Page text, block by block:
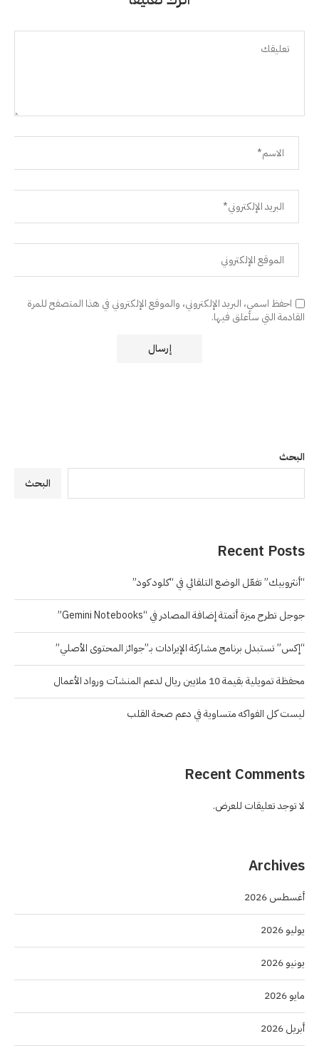
احفظ اسمي، البريد الإلكتروني، والموقع الإلكتروني في هذا المتصفح للمرة
القادمة التي سأعلق فيها.
البحث
البحث
Recent Posts
“أنثروبيك” تفعّل الوضع التلقائي في “كلود كود”
جوجل تطرح ميزة أتمتة إضافة المصادر في “Gemini Notebooks”
“إكس” تستبدل برنامج مشاركة الإيرادات بـ”جوائز المحتوى الأصلي”
محفظة تمويلية بقيمة 10 ملايين ريال لدعم المنشآت ورواد الأعمال
ليست كل الفواكه متساوية في دعم صحة القلب
Recent Comments
لا توجد تعليقات للعرض.
Archives
أغسطس 2026
يوليو 2026
يونيو 2026
مايو 2026
أبريل 2026